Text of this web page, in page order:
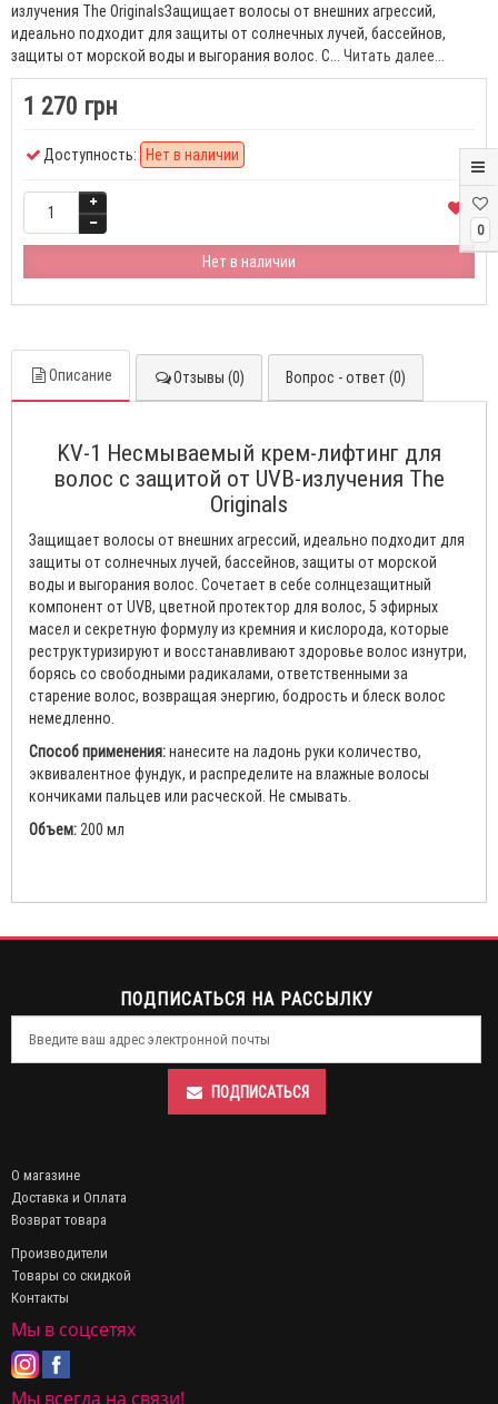
0
излучения The OriginalsЗащищает волосы от внешних агрессий,
идеально подходит для защиты от солнечных лучей, бассейнов,
защиты от морской воды и выгорания волос. С... Читать далее...
1 270 грн
Доступность: Нет в наличии
Нет в наличии
Описание Отзывы (0) Вопрос - ответ (0)
KV-1 Несмываемый крем-лифтинг для
волос с защитой от UVB-излучения The
Originals
Защищает волосы от внешних агрессий, идеально подходит для
защиты от солнечных лучей, бассейнов, защиты от морской
воды и выгорания волос. Сочетает в себе солнцезащитный
компонент от UVB, цветной протектор для волос, 5 эфирных
масел и секретную формулу из кремния и кислорода, которые
реструктуризируют и восстанавливают здоровье волос изнутри,
борясь со свободными радикалами, ответственными за
старение волос, возвращая энергию, бодрость и блеск волос
немедленно.
Способ применения:нанесите на ладонь руки количество,
эквивалентное фундук, и распределите на влажные волосы
кончиками пальцев или расческой. Не смывать.
Объем: 200 мл
ПОДПИСАТЬСЯ НА РАССЫЛКУ
ПОДПИСАТЬСЯ
О магазине
Доставка и Оплата
Возврат товара
Производители
Товары со скидкой
Контакты
Мы в соцсетях
Мы всегда на связи!